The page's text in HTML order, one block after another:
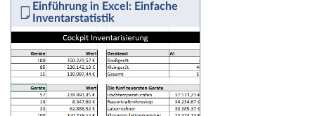
Einführung in Excel: Einfache
Inventarstatistik